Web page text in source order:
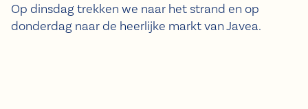
Op dinsdag trekken we naar het strand en op
donderdag naar de heerlijke markt van Javea.